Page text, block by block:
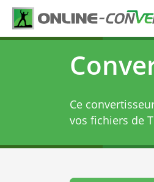
Ce
vos fichiers de